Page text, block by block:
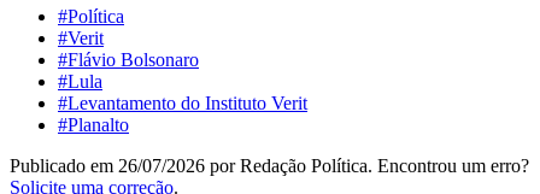
#Política
#Verit
#Flávio Bolsonaro
#Lula
#Levantamento do Instituto Verit
#Planalto
Publicado em 26/07/2026 por Redação Política. Encontrou um erro?
Solicite uma correção.